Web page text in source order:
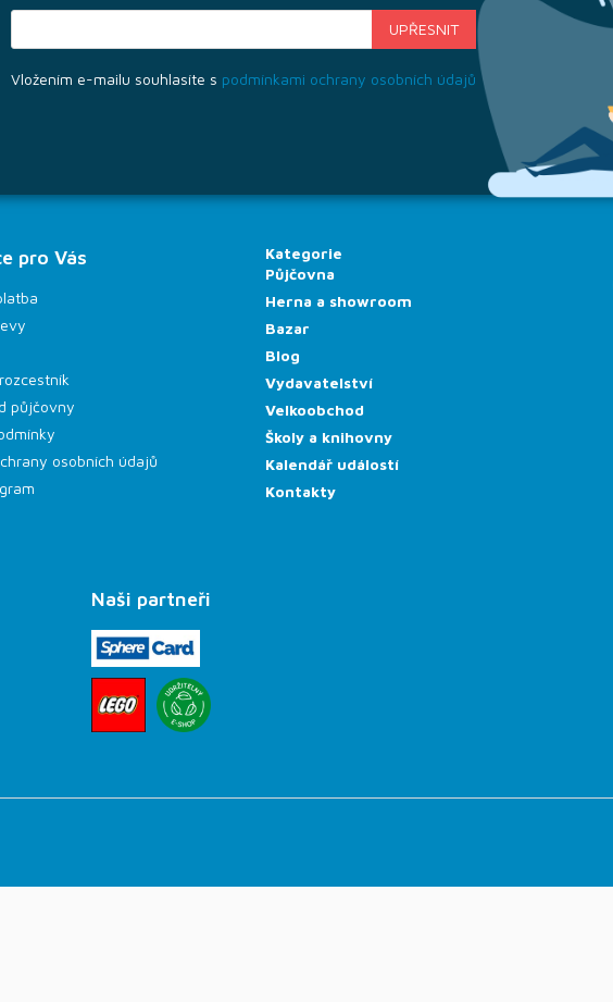
Vložením e-mailu souhlasíte s podmínkami ochrany osobních údajů
pro Vás
půjčovny
osobních údajů
Kategorie
Půjčovna
Herna a showroom
Bazar
Blog
Vydavatelství
Velkoobchod
Školy a knihovny
Kalendář událostí
Kontakty
Naši partneři